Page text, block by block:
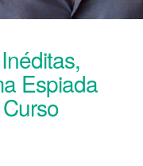
Espiada